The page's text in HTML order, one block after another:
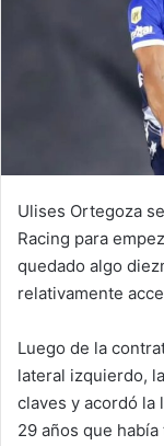
Ulises Ortegoza
Racing para
quedado algo
relativamente
Luego de la
lateral izquierdo,
claves y acordó la
29 años que